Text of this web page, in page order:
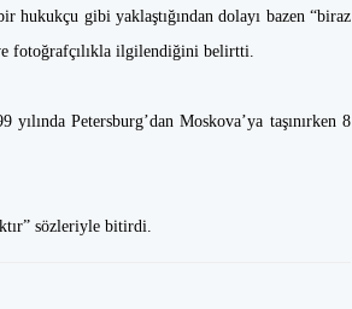
gibi yaklaştığından dolayı bazen “biraz
fotoğrafçılıkla ilgilendiğini belirtti.
Petersburg’dan Moskova’ya taşınırken 8
sözleriyle bitirdi.